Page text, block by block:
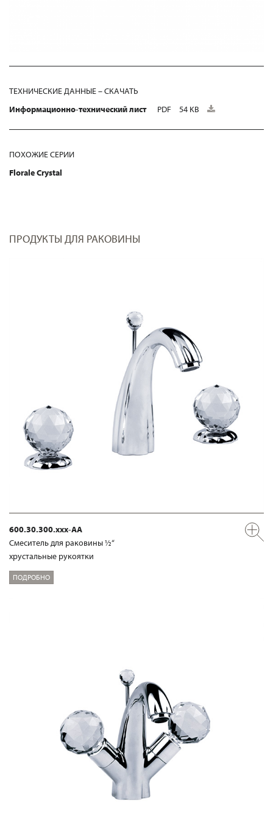
ТЕХНИЧЕСКИЕ ДАННЫЕ – СКАЧАТЬ
Информационно-технический лист
PDF 54 KB
ПОХОЖИЕ СЕРИИ
Florale Crystal
ПРОДУКТЫ ДЛЯ РАКОВИНЫ
600.30.300.xxx-AA
Смеситель для раковины ½“
хрустальные рукоятки
ПОДРОБНО